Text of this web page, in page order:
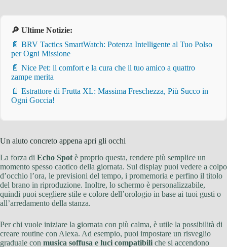
🔎 Ultime Notizie:
📄 BRV Tactics SmartWatch: Potenza Intelligente al Tuo Polso
per Ogni Missione
📄 Nice Pet: il comfort e la cura che il tuo amico a quattro
zampe merita
📄 Estrattore di Frutta XL: Massima Freschezza, Più Succo in
Ogni Goccia!
Un aiuto concreto appena apri gli occhi
La forza di Echo Spot è proprio questa, rendere più semplice un
momento spesso caotico della giornata. Sul display puoi vedere a colpo
d’occhio l’ora, le previsioni del tempo, i promemoria e perfino il titolo
del brano in riproduzione. Inoltre, lo schermo è personalizzabile,
quindi puoi scegliere stile e colore dell’orologio in base ai tuoi gusti o
all’arredamento della stanza.
Per chi vuole iniziare la giornata con più calma, è utile la possibilità di
creare routine con Alexa. Ad esempio, puoi impostare un risveglio
graduale con musica soffusa e luci compatibili che si accendono